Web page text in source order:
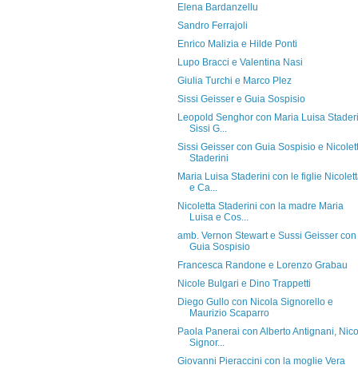
Elena Bardanzellu
Sandro Ferrajoli
Enrico Malizia e Hilde Ponti
Lupo Bracci e Valentina Nasi
Giulia Turchi e Marco Plez
Sissi Geisser e Guia Sospisio
Leopold Senghor con Maria Luisa
Sissi G...
Sissi Geisser con Guia Sospisio e
Staderini
Maria Luisa Staderini con le figlie
e Ca...
Nicoletta Staderini con la madre Maria
Luisa e Cos...
amb. Vernon Stewart e Sussi Geisser con
Guia Sospisio
Francesca Randone e Lorenzo Grabau
Nicole Bulgari e Dino Trappetti
Diego Gullo con Nicola Signorello e
Maurizio Scaparro
Paola Panerai con Alberto Antignani,
Signor...
Giovanni Pieraccini con la moglie Vera